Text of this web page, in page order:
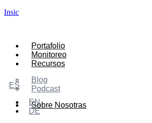
Insic
Portafolio
Monitoreo
Recursos
Blog
Podcast
Sobre Nosotras
ES
EN
DE